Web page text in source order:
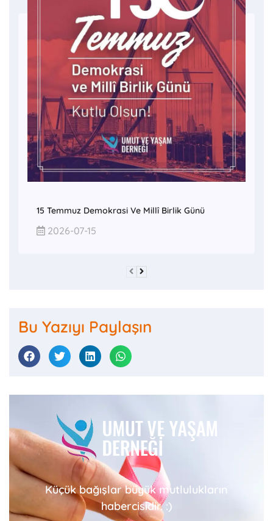
15 Temmuz Demokrasi Ve Millî Birlik Günü
2026-07-15
Bu Yazıyı Paylaşın
Küçük bağışlar büyük mutlulukların
habercisidir. :)